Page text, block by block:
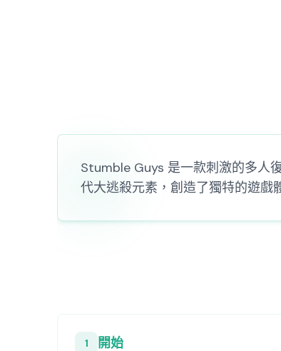
Stumble Guys 是一款刺激的多人
代大逃殺元素，創造了獨特的遊戲
1 開始